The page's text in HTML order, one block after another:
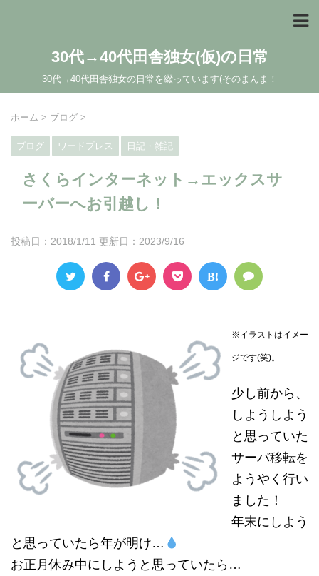
30代→40代田舎独女(仮)の日常
30代→40代田舎独女の日常を綴っています(そのまんま！
ホーム > ブログ >
ブログ ワードプレス 日記・雑記
さくらインターネット→エックスサ
ーバーへお引越し！
投稿日：2018/1/11 更新日： 2023/9/16
B!
※イラストはイメー
ジです(笑)。
少し前から、
しようしよう
と思っていた
サーバ移転を
ようやく行い
ました！
年末にしよう
と思っていたら年が明け…
お正月休み中にしようと思っていたら…